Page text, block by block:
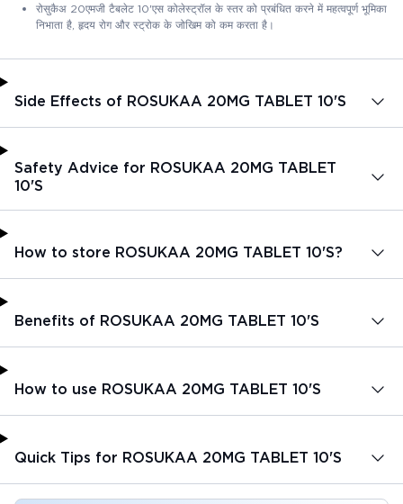
रोसुकैअ 20एमजी टैबलेट 10'एस कोलेस्ट्रॉल के स्तर को प्रबंधित करने में महत्वपूर्ण भूमिका
निभाता है, हृदय रोग और स्ट्रोक के जोखिम को कम करता है।
Side Effects of ROSUKAA 20MG TABLET 10'S
Safety Advice for ROSUKAA 20MG TABLET
10'S
How to store ROSUKAA 20MG TABLET 10'S?
Benefits of ROSUKAA 20MG TABLET 10'S
How to use ROSUKAA 20MG TABLET 10'S
Quick Tips for ROSUKAA 20MG TABLET 10'S